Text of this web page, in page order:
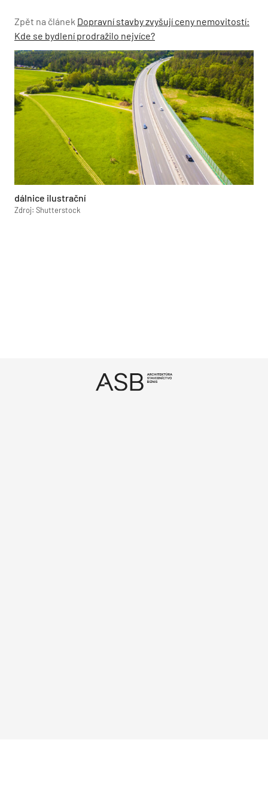
Zpět na článek Dopravní stavby zvyšují ceny nemovitostí:
Kde se bydlení prodražilo nejvíce?
dálnice ilustrační
Zdroj: Shutterstock